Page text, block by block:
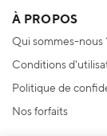
À PROPOS
Qui sommes-nous
Conditions
Politique de
Nos forfaits